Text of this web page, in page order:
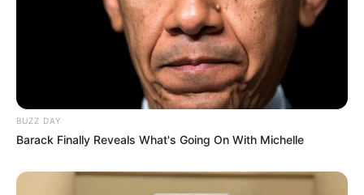
BUZZ DAY
Barack Finally Reveals What's Going On With Michelle